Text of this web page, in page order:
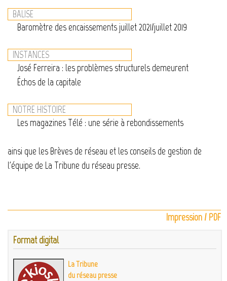
BALISE
Baromètre des encaissements juillet 2021/juillet 2019
INSTANCES
José Ferreira : les problèmes structurels demeurent
Échos de la capitale
NOTRE HISTOIRE
Les magazines Télé : une série à rebondissements
ainsi que les Brèves de réseau et les conseils de gestion de
l'équipe de La Tribune du réseau presse.
Impression / PDF
Format digital
La Tribune
du réseau presse